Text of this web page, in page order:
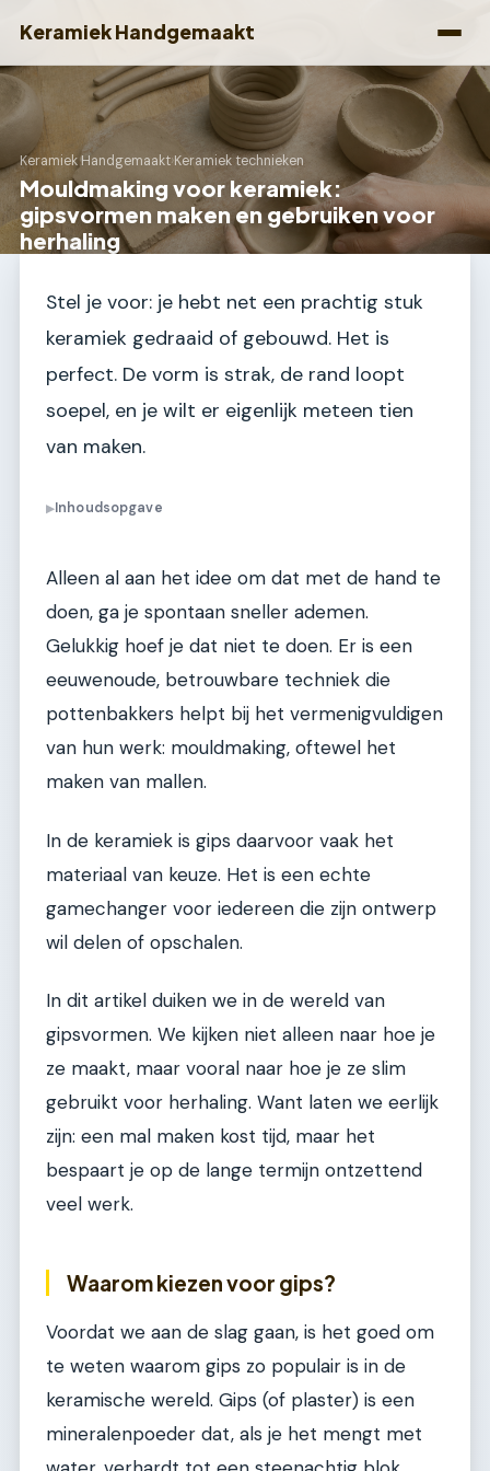
Keramiek Handgemaakt
Keramiek Handgemaakt›Keramiek technieken
Mouldmaking voor keramiek:
gipsvormen maken en gebruiken voor
herhaling
Stel je voor: je hebt net een prachtig stuk
keramiek gedraaid of gebouwd. Het is
perfect. De vorm is strak, de rand loopt
soepel, en je wilt er eigenlijk meteen tien
van maken.
▶Inhoudsopgave
Alleen al aan het idee om dat met de hand te
doen, ga je spontaan sneller ademen.
Gelukkig hoef je dat niet te doen. Er is een
eeuwenoude, betrouwbare techniek die
pottenbakkers helpt bij het vermenigvuldigen
van hun werk: mouldmaking, oftewel het
maken van mallen.
In de keramiek is gips daarvoor vaak het
materiaal van keuze. Het is een echte
gamechanger voor iedereen die zijn ontwerp
wil delen of opschalen.
In dit artikel duiken we in de wereld van
gipsvormen. We kijken niet alleen naar hoe je
ze maakt, maar vooral naar hoe je ze slim
gebruikt voor herhaling. Want laten we eerlijk
zijn: een mal maken kost tijd, maar het
bespaart je op de lange termijn ontzettend
veel werk.
Waarom kiezen voor gips?
Voordat we aan de slag gaan, is het goed om
te weten waarom gips zo populair is in de
keramische wereld. Gips (of plaster) is een
mineralenpoeder dat, als je het mengt met